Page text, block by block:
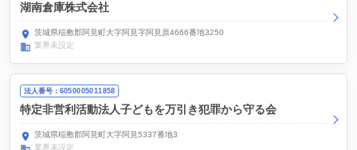
湖南倉庫株式会社
茨城県稲敷郡阿見町大字阿見字阿見原4666番地3250
業界未設定
法人番号：6050005011858
特定非営利活動法人子どもを万引き犯罪から守る会
茨城県稲敷郡阿見町大字阿見5337番地3
業界未設定